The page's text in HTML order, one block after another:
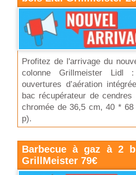
Profitez de l'arrivage du
colonne Grillmeister Lidl
ouvertures d’aération
bac récupérateur de cendres
chromée de 36,5 cm, 40 *
p).
Barbecue à gaz à 2
GrillMeister 79€